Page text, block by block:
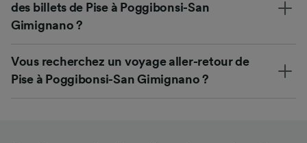
des billets de Pise à Poggibonsi-San
Gimignano ?
Vous recherchez un voyage aller-retour de
Pise à Poggibonsi-San Gimignano ?